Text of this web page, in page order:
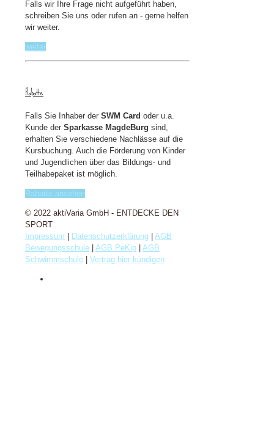
Falls wir Ihre Frage nicht aufgeführt haben,
schreiben Sie uns oder rufen an - gerne helfen
wir weiter.
Rabatte
Falls Sie Inhaber der SWM Card oder u.a.
Kunde der Sparkasse MagdeBurg sind,
erhalten Sie verschiedene Nachlässe auf die
Kursbuchung. Auch die Förderung von Kinder
und Jugendlichen über das Bildungs- und
Teilhabepaket ist möglich.
© 2022 aktiVaria GmbH - ENTDECKE DEN
SPORT
Impressum
Datenschutzerklärung
AGB
Bewegungsschule
AGB PeKip
AGB
Schwimmschule
Vertrag hier kündigen